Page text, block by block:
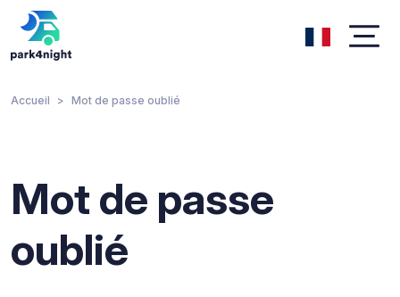
Accueil Mot de passe oublié
Mot de passe
oublié